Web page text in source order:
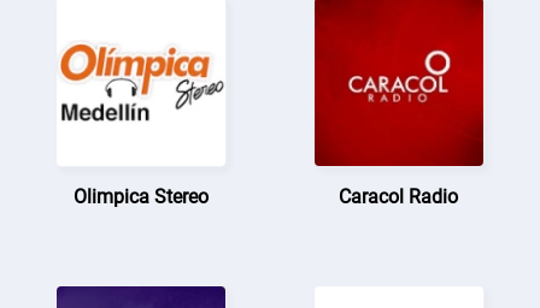
Olimpica Stereo Caracol Radio